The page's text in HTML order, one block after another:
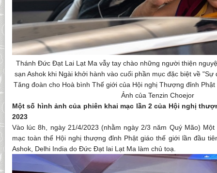
Thánh Đức Đạt Lai Lạt Ma vẫy tay chào những người thiện
sạn Ashok khi Ngài khởi hành vào cuối phần mục đặc biệt về "Sự
Tăng đoàn cho Hoà bình Thế giới của Hội nghị Thượng đỉnh
Ảnh của Tenzin Choejor
Một số hình ảnh của phiên khai mạc lần 2 của Hội nghị
2023
Vào lúc 8h, ngày 21/4/2023 (nhằm ngày 2/3 năm Quý Mão)
mạc toàn thể Hội nghị thượng đỉnh Phật giáo thế giới lần đầu
Ashok, Delhi India do Đức Đạt lai Lạt Ma làm chủ toạ.